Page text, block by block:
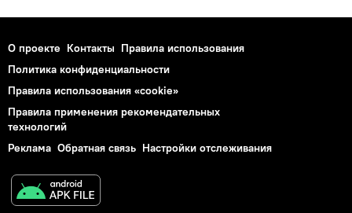
О проекте Контакты Правила использования
Политика конфиденциальности
Правила использования «cookie»
Правила применения рекомендательных
технологий
Реклама Обратная связь Настройки отслеживания